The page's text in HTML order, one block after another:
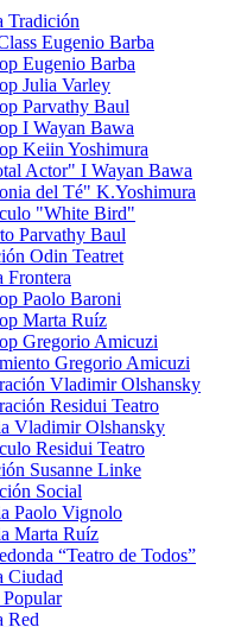
Tradición
Eugenio Barba
Eugenio Barba
Julia Varley
Parvathy Baul
I Wayan Bawa
Keiin Yoshimura
Actor" I Wayan Bawa
del Té" K.Yoshimura
"White Bird"
Parvathy Baul
Odin Teatret
Frontera
Paolo Baroni
Marta Ruíz
Gregorio Amicuzi
Gregorio Amicuzi
Vladimir Olshansky
Residui Teatro
Vladimir Olshansky
Residui Teatro
Susanne Linke
Social
Paolo Vignolo
Marta Ruíz
“Teatro de Todos”
Ciudad
Popular
Red